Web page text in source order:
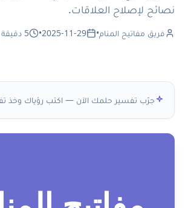
نصائح لإصلاح العلاقات.
فريق مفاتيح المنام•
2025-11-29
• 5 دقيقة
جرّب تفسير حلمك الآن — اكتب رؤياك وخذ